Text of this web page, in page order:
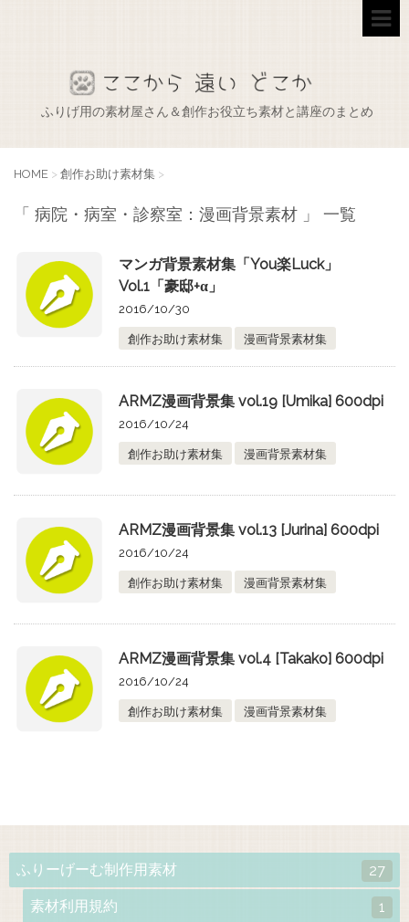
ふりげ用の素材屋さん＆創作お役立ち素材と講座のまとめ
HOME > 創作お助け素材集 >
「 病院・病室・診察室：漫画背景素材 」 一覧
マンガ背景素材集「You楽Luck」
Vol.1「豪邸+α」
2016/10/30
創作お助け素材集 漫画背景素材集
ARMZ漫画背景集 vol.19 [Umika] 600dpi
2016/10/24
創作お助け素材集 漫画背景素材集
ARMZ漫画背景集 vol.13 [Jurina] 600dpi
2016/10/24
創作お助け素材集 漫画背景素材集
ARMZ漫画背景集 vol.4 [Takako] 600dpi
2016/10/24
創作お助け素材集 漫画背景素材集
ふりーげーむ制作用素材 27
素材利用規約 1